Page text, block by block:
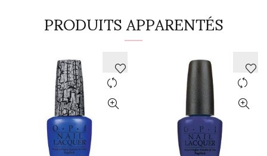
PRODUITS APPARENTÉS